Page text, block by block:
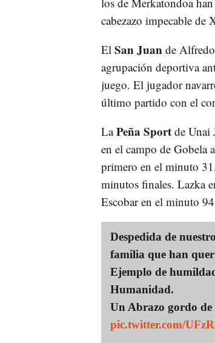
cabezazo impecable de
El San Juan de
agrupación deportiva
juego. El jugador
último partido con el
LaPeña Sport de Unai
en el campo de Gobela
primero en el minuto
minutos finales. Lazka
Escobar en el minuto
Despedida de
familia que han
Ejemplo de
Humanidad.
Un Abrazo gordo
pic.twitter.com/